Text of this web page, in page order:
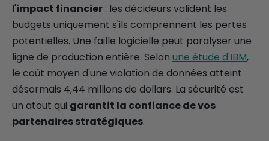
l'impact financier : les décideurs valident les
budgets uniquement s'ils comprennent les pertes
potentielles. Une faille logicielle peut paralyser une
ligne de production entière. Selon une étude d'IBM,
le coût moyen d'une violation de données atteint
désormais 4,44 millions de dollars. La sécurité est
un atout qui garantit la confiance de vos
partenaires stratégiques.